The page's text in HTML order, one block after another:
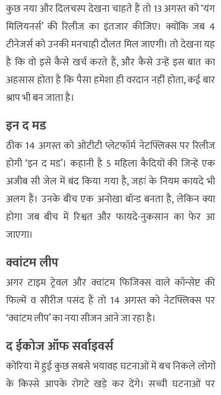
कुछ नया और दिलचस्प देखना चाहते हैं तो 13 अगस्त को ‘यंग
मिलियनर्स’ की रिलीज का इंतजार कीजिए। क्योंकि जब 4
टीनेजर्स को उनकी मनचाही दौलत मिल जाएगी। तो देखना यह
है कि वो इसे कैसे खर्च करते हैं, और कैसे उन्हें इस बात का
अहसास होता है कि पैसा हमेशा ही वरदान नहीं होता, कई बार
श्राप भी बन जाता है।
इन द मड
ठीक 14 अगस्त को ओटीटी प्लेटफॉर्म नेटफ्लिक्स पर रिलीज
होगी ‘इन द मड’। कहानी है 5 महिला कैदियों की जिन्हें एक
अजीब सी जेल में बंद किया गया है, जहां के नियम कायदे भी
अलग हैं। उनके बीच एक अनोखा बॉन्ड बनता है, लेकिन क्या
होगा जब बीच में रिश्वत और फायदे-नुकसान का फेर आ
जाएगा।
क्वांटम लीप
अगर टाइम ट्रेवल और क्वांटम फिजिक्स वाले कॉन्सेप्ट की
फिल्में व सीरीज पसंद हैं तो 14 अगस्त को नेटफ्लिक्स पर
‘क्वांटम लीप’ का नया सीजन आने जा रहा है।
द ईकोज ऑफ सर्वाइवर्स
कोरिया में हुई कुछ सबसे भयावह घटनाओं में बच निकले लोगों
के किस्से आपके रोंगटे खड़े कर देंगे। सच्ची घटनाओं पर